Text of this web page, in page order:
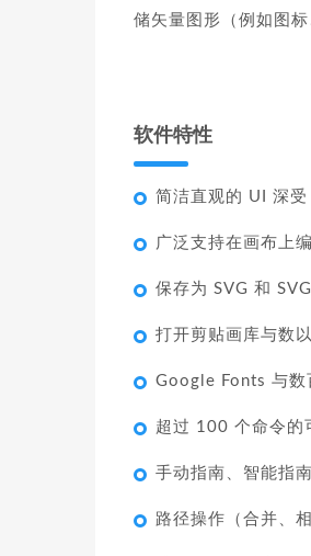
储矢量图形（例如图
软件特性
简洁直观的 UI 深
广泛支持在画布上
保存为 SVG 和
打开剪贴画库与数
Google Fonts 与数
超过 100 个命令的
手动指南、智能指
路径操作（合并、